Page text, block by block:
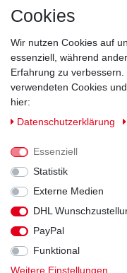
Widerrufs­recht
Cookies
Wir nutzen Cookies auf
essenziell, während
Erfahrung zu
verwendeten Cookies
hier:
Daten­schutz­erklärung
Essenziell
Statistik
Externe Medien
DHL
PayPal
Funktional
Weitere Einstellungen